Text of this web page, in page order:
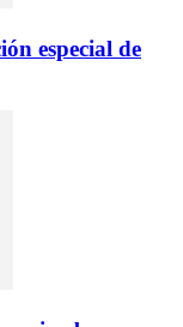
especial de